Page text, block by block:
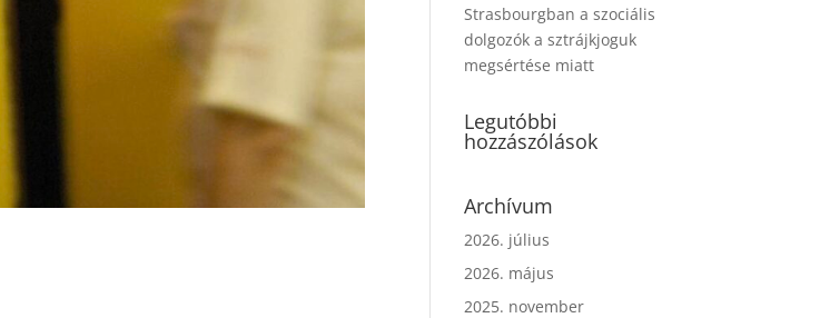
Strasbourgban a szociális
dolgozók a sztrájkjoguk
megsértése miatt
Legutóbbi
hozzászólások
Archívum
2026. július
2026. május
2025. november